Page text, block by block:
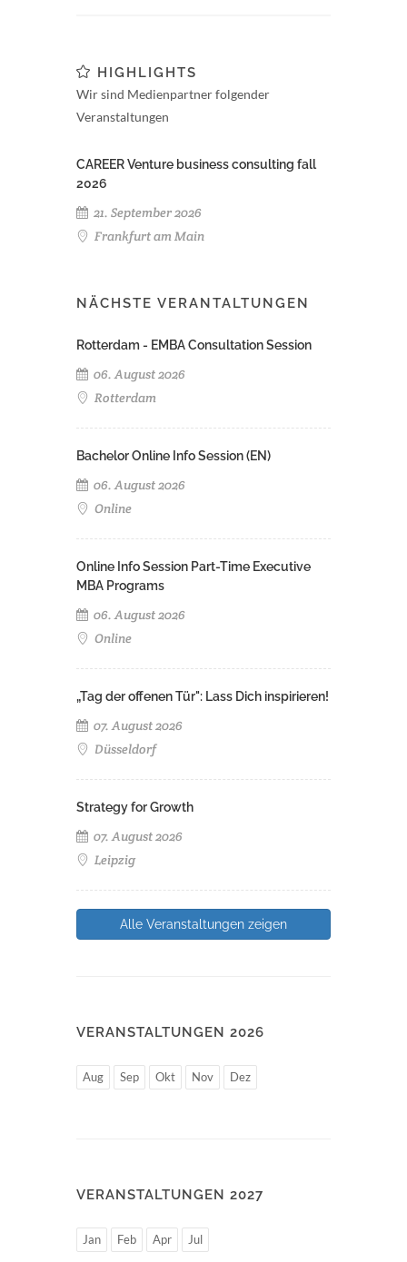
HIGHLIGHTS
Wir sind Medienpartner folgender
Veranstaltungen
CAREER Venture business consulting fall
2026
21. September 2026
Frankfurt am Main
NÄCHSTE VERANTALTUNGEN
Rotterdam - EMBA Consultation Session
06. August 2026
Rotterdam
Bachelor Online Info Session (EN)
06. August 2026
Online
Online Info Session Part-Time Executive
MBA Programs
06. August 2026
Online
„Tag der offenen Tür": Lass Dich inspirieren!
07. August 2026
Düsseldorf
Strategy for Growth
07. August 2026
Leipzig
Alle Veranstaltungen zeigen
VERANSTALTUNGEN 2026
Aug Sep Okt Nov Dez
VERANSTALTUNGEN 2027
Jan Feb Apr Jul